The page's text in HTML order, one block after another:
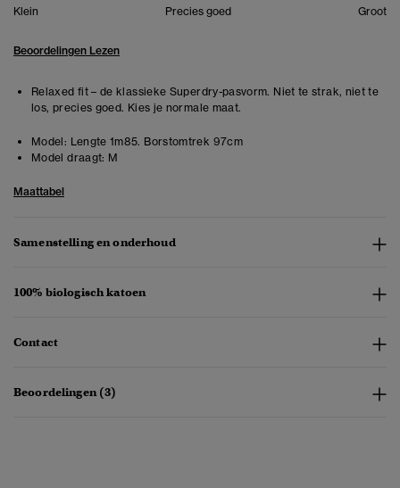
Klein Precies goed Groot
Beoordelingen Lezen
Relaxed fit – de klassieke Superdry-pasvorm. Niet te strak, niet te
los, precies goed. Kies je normale maat.
Model: Lengte 1m85. Borstomtrek 97cm
Model draagt: M
Maattabel
Samenstelling en onderhoud
100% biologisch katoen
Contact
Beoordelingen (3)